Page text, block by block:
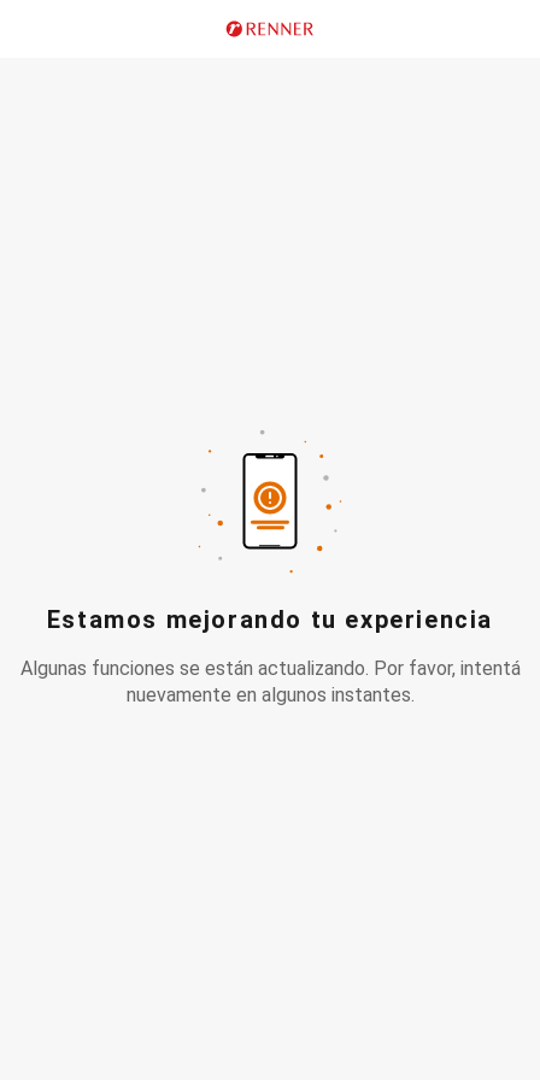
Estamos mejorando tu experiencia
Algunas funciones se están actualizando. Por favor, intentá
nuevamente en algunos instantes.